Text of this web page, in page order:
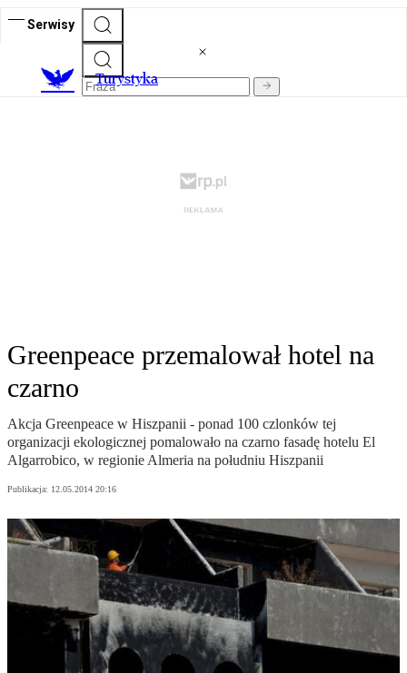
Serwisy
Turystyka
Greenpeace przemalował hotel na
czarno
Akcja Greenpeace w Hiszpanii - ponad 100 czlonków tej
organizacji ekologicznej pomalowało na czarno fasadę hotelu El
Algarrobico, w regionie Almeria na południu Hiszpanii
Publikacja: 12.05.2014 20:16